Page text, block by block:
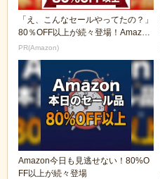
「え、こんなセールやってたの？」
80％OFF以上が続々登場！Amazon
の本気が...
PR(Amazon)
Amazon今日も見逃せない！80%O
FF以上が続々登場